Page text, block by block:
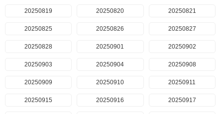
20250819 20250820 20250821
20250825 20250826 20250827
20250828 20250901 20250902
20250903 20250904 20250908
20250909 20250910 20250911
20250915 20250916 20250917